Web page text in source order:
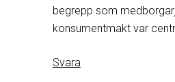
begrepp som
konsumentmakt var
Svara